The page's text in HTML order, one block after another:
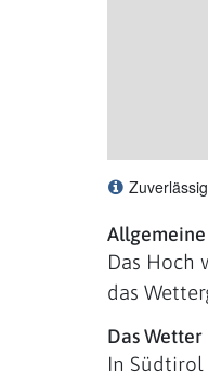
Das Hoch
das
Das Wetter
In Südtirol